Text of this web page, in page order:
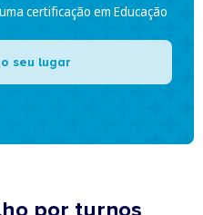
certificação em Educação
seu lugar